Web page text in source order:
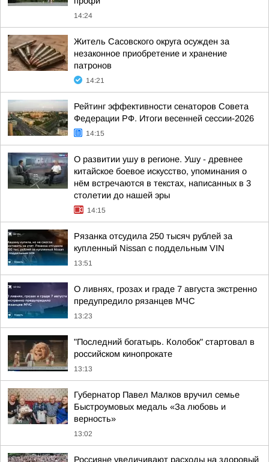
14:24
Житель Сасовского округа осужден за
незаконное приобретение и хранение
патронов
14:21
Рейтинг эффективности сенаторов Совета
Федерации РФ. Итоги весенней сессии-2026
14:15
О развитии ушу в регионе. Ушу - древнее
китайское боевое искусство, упоминания о
нём встречаются в текстах, написанных в 3
столетии до нашей эры
14:15
Рязанка отсудила 250 тысяч рублей за
купленный Nissan с поддельным VIN
13:51
О ливнях, грозах и граде 7 августа экстренно
предупредило рязанцев МЧС
13:23
"Последний богатырь. Колобок" стартовал в
российском кинопрокате
13:13
Губернатор Павел Малков вручил семье
Быстроумовых медаль «За любовь и
верность»
13:02
Россияне увеличивают расходы на здоровый